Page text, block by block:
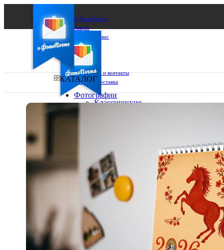
О ФотоПочте
Акции
Сделаем за вас
Бизнесу
FAQ
Франшиза
Поддержка и контакты
Оплата и доставка
Ваш город:
Выберите из списка:
КАТАЛОГ
Фотографии
Классические
15х20
20х20
20х30
30х30
30х40
А4
в
рамке